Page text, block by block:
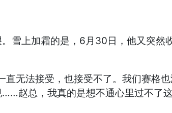
上加霜的是，6月30日，他又突然
无法接受，也接受不了。我们赛格
赵总，我真的是想不通心里过不了